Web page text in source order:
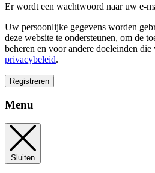
Er wordt een wachtwoord naar uw e-
Uw persoonlijke gegevens worden
deze website te ondersteunen, om de
beheren en voor andere doeleinden
privacybeleid.
Registreren
Menu
Sluiten